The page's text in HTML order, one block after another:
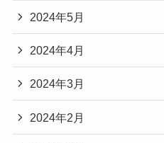
2024年5月
2024年4月
2024年3月
2024年2月